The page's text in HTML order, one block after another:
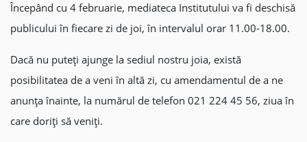
Începând cu 4 februarie, mediateca Institutului va fi deschisă
publicului în fiecare zi de joi, în intervalul orar 11.00-18.00.
Dacă nu puteți ajunge la sediul nostru joia, există
posibilitatea de a veni în altă zi, cu amendamentul de a ne
anunța înainte, la numărul de telefon 021 224 45 56, ziua în
care doriți să veniți.